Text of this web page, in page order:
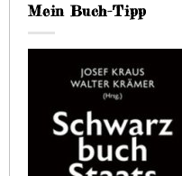
Mein Buch-Tipp